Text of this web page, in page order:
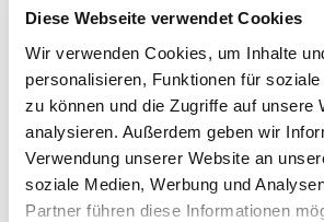
Diese Webseite verwendet Cookies
Wir verwenden Cookies, um Inhalte
personalisieren, Funktionen für
zu können und die Zugriffe auf unsere
analysieren. Außerdem geben wir
Verwendung unserer Website an
soziale Medien, Werbung und
Partner führen diese Informationen
Zuchtstätte:
Devils Storm
Gründungsdatum: 17.01.2023
Eleveur
Marco Bödeker